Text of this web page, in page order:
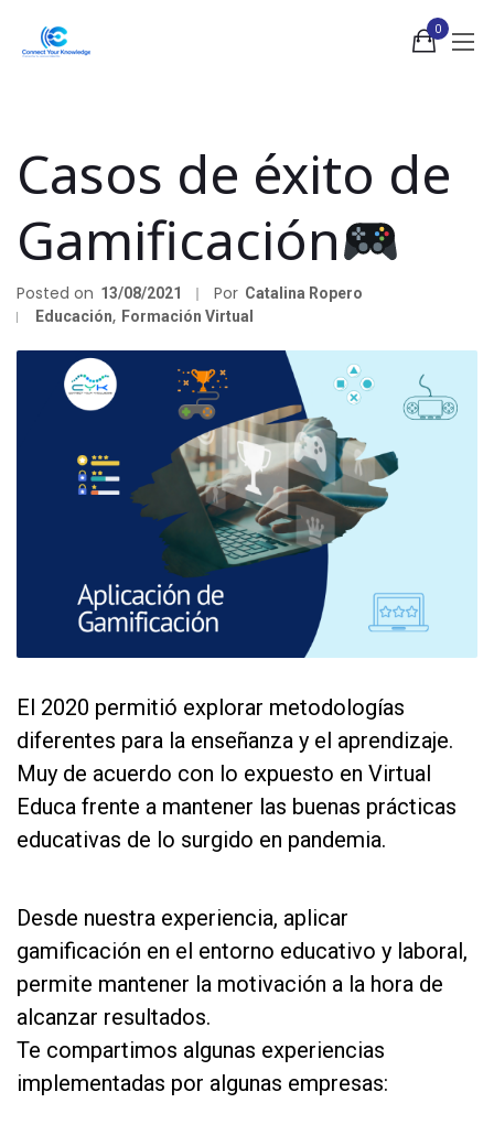
0
Casos de éxito de
Gamificación
Posted on 13/08/2021 Por Catalina Ropero
Educación, Formación Virtual
El 2020 permitió explorar metodologías
diferentes para la enseñanza y el aprendizaje.
Muy de acuerdo con lo expuesto en Virtual
Educa frente a mantener las buenas prácticas
educativas de lo surgido en pandemia.
Desde nuestra experiencia, aplicar
gamificación en el entorno educativo y laboral,
permite mantener la motivación a la hora de
alcanzar resultados.
Te compartimos algunas experiencias
implementadas por algunas empresas: